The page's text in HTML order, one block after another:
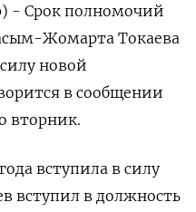
- Срок полномочий
Жомарта Токаева
новой
в сообщении
​вторник.
вступила в ‌силу
‌вступил в должность